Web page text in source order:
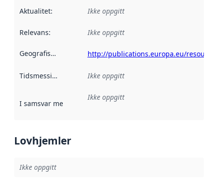
Aktualitet: Ikke oppgitt
Relevans: Ikke oppgitt
Geografisk avgrensning :
http://publications.europa.eu/
Tidsmessig avgrensning :
Ikke oppgitt
I samsvar med Referanse til en implementasjonsregel
Ikke oppgitt
Lovhjemler
Ikke oppgitt